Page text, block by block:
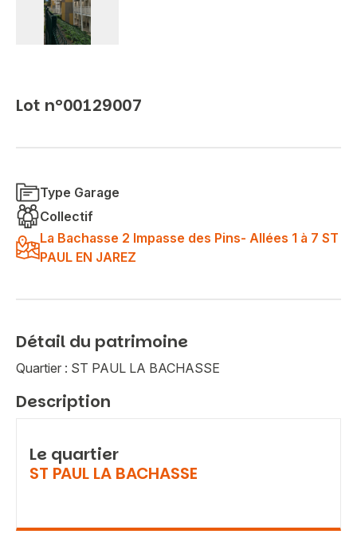
Lot n°00129007
Type Garage
Collectif
La Bachasse 2 Impasse des Pins- Allées 1 à 7 ST
PAUL EN JAREZ
Détail du patrimoine
Quartier : ST PAUL LA BACHASSE
Description
Le quartier
ST PAUL LA BACHASSE